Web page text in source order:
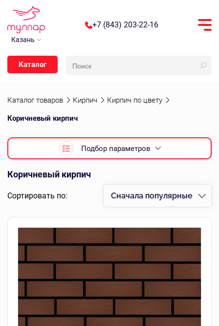
Казань
+7 (843) 203-22-16
Каталог
Каталог товаров Кирпич Кирпич по цвету
Коричневый кирпич
Подбор параметров
Коричневый кирпич
Сортировать по: Сначала популярные